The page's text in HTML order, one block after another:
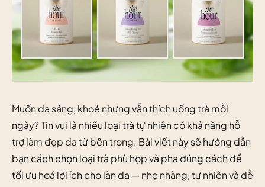
Muốn da sáng, khoẻ nhưng vẫn thích uống trà mỗi
ngày? Tin vui là nhiều loại trà tự nhiên có khả năng hỗ
trợ làm đẹp da từ bên trong. Bài viết này sẽ hướng dẫn
bạn cách chọn loại trà phù hợp và pha đúng cách để
tối ưu hoá lợi ích cho làn da — nhẹ nhàng, tự nhiên và dễ